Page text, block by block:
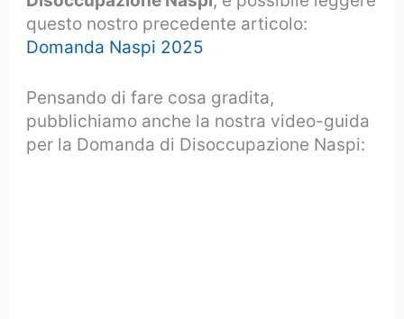
questo nostro precedente articolo:
Domanda Naspi 2025
Pensando di fare cosa gradita,
pubblichiamo anche la nostra video-guida
per la Domanda di Disoccupazione Naspi: